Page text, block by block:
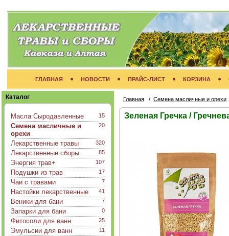
ГЛАВНАЯ НОВОСТИ ПРАЙС-ЛИСТ КОРЗИНА
Каталог
15
Масла Сыродавленные
20
Семена масличные и
орехи
320
Лекарственные травы
85
Лекарственные сборы
107
Энергия трав+
17
Подушки из трав
7
Чаи с травами
41
Настойки лекарственные
7
Веники для бани
0
Запарки для бани
25
Фитосоли для ванн
11
Эмульсии для ванн
Главная / Семена масличные и орехи
Зеленая Гречка /